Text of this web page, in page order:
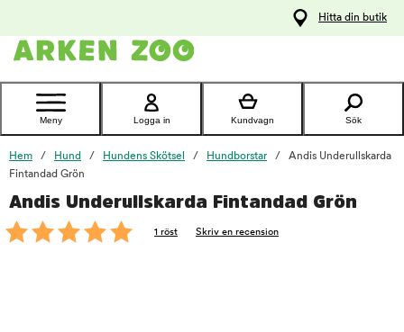
Kontakta
Hitta din butik
Meny Logga in Kundvagn Sök
Hem Hund Hundens Skötsel Hundborstar
Andis Underullskarda
Fintandad Grön
Andis Underullskarda Fintandad Grön
1 röst Skriv en recension
foo